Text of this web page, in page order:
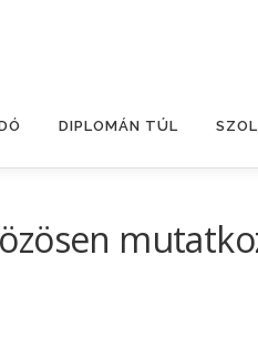
DIPLOMÁN TÚL